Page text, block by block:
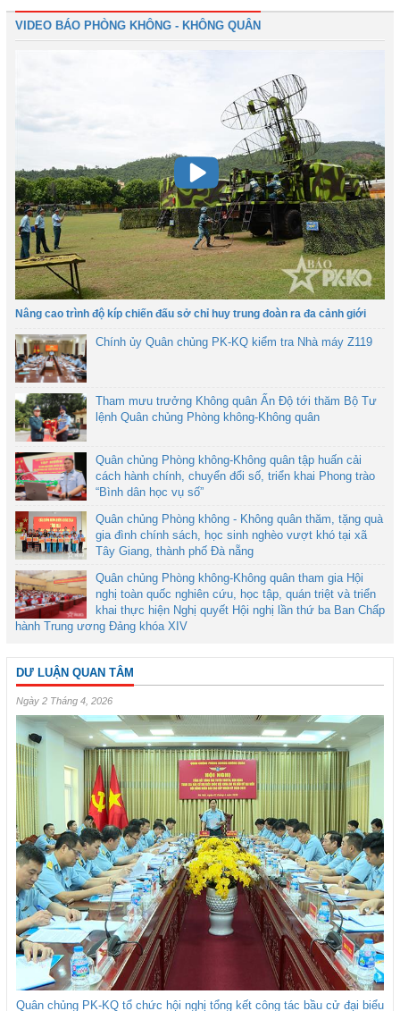
VIDEO BÁO PHÒNG KHÔNG - KHÔNG QUÂN
Nâng cao trình độ kíp chiến đấu sở chỉ huy trung đoàn ra đa cảnh giới
Chính ủy Quân chủng PK-KQ kiểm tra Nhà máy Z119
Tham mưu trưởng Không quân Ấn Độ tới thăm Bộ Tư
lệnh Quân chủng Phòng không-Không quân
Quân chủng Phòng không-Không quân tập huấn cải
cách hành chính, chuyển đổi số, triển khai Phong trào
“Bình dân học vụ số”
Quân chủng Phòng không - Không quân thăm, tặng quà
gia đình chính sách, học sinh nghèo vượt khó tại xã
Tây Giang, thành phố Đà nẵng
Quân chủng Phòng không-Không quân tham gia Hội
nghị toàn quốc nghiên cứu, học tập, quán triệt và triển
khai thực hiện Nghị quyết Hội nghị lần thứ ba Ban Chấp
hành Trung ương Đảng khóa XIV
DƯ LUẬN QUAN TÂM
Ngày 2 Tháng 4, 2026
Quân chủng PK-KQ tổ chức hội nghị tổng kết công tác bầu cử đại biểu